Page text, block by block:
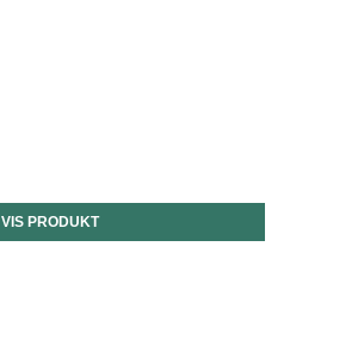
VIS PRODUKT